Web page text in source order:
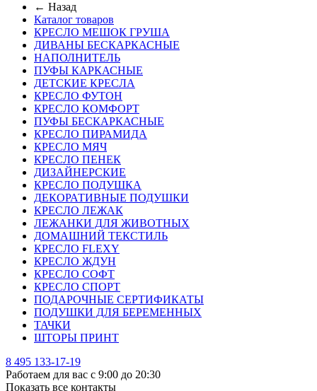
← Назад
Каталог товаров
КРЕСЛО МЕШОК ГРУША
ДИВАНЫ БЕСКАРКАСНЫЕ
НАПОЛНИТЕЛЬ
ПУФЫ КАРКАСНЫЕ
ДЕТСКИЕ КРЕСЛА
КРЕСЛО ФУТОН
КРЕСЛО КОМФОРТ
ПУФЫ БЕСКАРКАСНЫЕ
КРЕСЛО ПИРАМИДА
КРЕСЛО МЯЧ
КРЕСЛО ПЕНЕК
ДИЗАЙНЕРСКИЕ
КРЕСЛО ПОДУШКА
ДЕКОРАТИВНЫЕ ПОДУШКИ
КРЕСЛО ЛЕЖАК
ЛЕЖАНКИ ДЛЯ ЖИВОТНЫХ
ДОМАШНИЙ ТЕКСТИЛЬ
КРЕСЛО FLEXY
КРЕСЛО ЖДУН
КРЕСЛО СОФТ
КРЕСЛО СПОРТ
ПОДАРОЧНЫЕ СЕРТИФИКАТЫ
ПОДУШКИ ДЛЯ БЕРЕМЕННЫХ
ТАЧКИ
ШТОРЫ ПРИНТ
8 495 133-17-19
Работаем для вас с 9:00 до 20:30
Показать все контакты